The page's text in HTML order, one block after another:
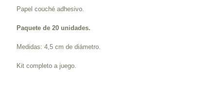
Papel couché adhesivo.
Paquete de 20 unidades.
Medidas: 4,5 cm de diámetro.
Kit completo a juego.